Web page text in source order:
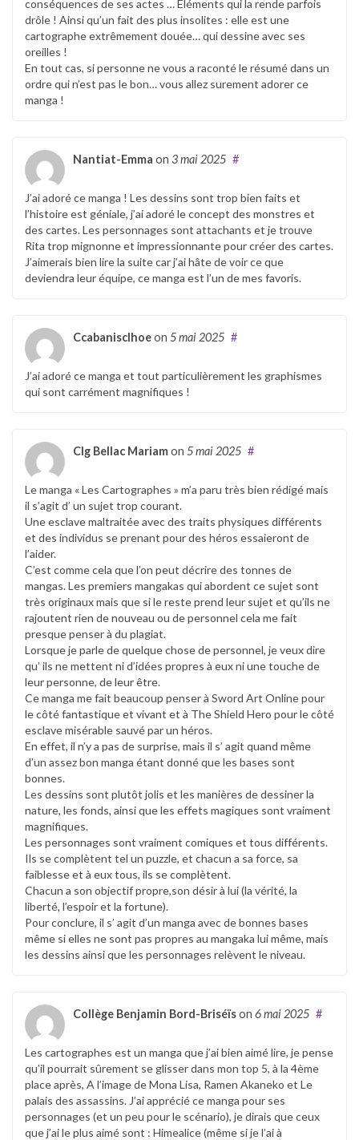
conséquences de ses actes … Éléments qui la rende parfois
drôle ! Ainsi qu’un fait des plus insolites : elle est une
cartographe extrêmement douée… qui dessine avec ses
oreilles !
En tout cas, si personne ne vous a raconté le résumé dans un
ordre qui n’est pas le bon… vous allez surement adorer ce
manga !
Nantiat-Emma on 3 mai 2025 #
J’ai adoré ce manga ! Les dessins sont trop bien faits et
l’histoire est géniale, j’ai adoré le concept des monstres et
des cartes. Les personnages sont attachants et je trouve
Rita trop mignonne et impressionnante pour créer des cartes.
J’aimerais bien lire la suite car j’ai hâte de voir ce que
deviendra leur équipe, ce manga est l’un de mes favoris.
Ccabanisclhoeon 5 mai 2025 #
J’ai adoré ce manga et tout particulièrement les graphismes
qui sont carrément magnifiques !
Clg Bellac Mariamon 5 mai 2025 #
Le manga « Les Cartographes » m’a paru très bien rédigé mais
il s’agit d’ un sujet trop courant.
Une esclave maltraitée avec des traits physiques différents
et des individus se prenant pour des héros essaieront de
l’aider.
C’est comme cela que l’on peut décrire des tonnes de
mangas. Les premiers mangakas qui abordent ce sujet sont
très originaux mais que si le reste prend leur sujet et qu’ils ne
rajoutent rien de nouveau ou de personnel cela me fait
presque penser à du plagiat.
Lorsque je parle de quelque chose de personnel, je veux dire
qu’ ils ne mettent ni d’idées propres à eux ni une touche de
leur personne, de leur être.
Ce manga me fait beaucoup penser à Sword Art Online pour
le côté fantastique et vivant et à The Shield Hero pour le côté
esclave misérable sauvé par un héros.
En effet, il n’y a pas de surprise, mais il s’ agit quand même
d’un assez bon manga étant donné que les bases sont
bonnes.
Les dessins sont plutôt jolis et les manières de dessiner la
nature, les fonds, ainsi que les effets magiques sont vraiment
magnifiques.
Les personnages sont vraiment comiques et tous différents.
Ils se complètent tel un puzzle, et chacun a sa force, sa
faiblesse et à eux tous, ils se complètent.
Chacun a son objectif propre,son désir à lui (la vérité, la
liberté, l’espoir et la fortune).
Pour conclure, il s’ agit d’un manga avec de bonnes bases
même si elles ne sont pas propres au mangaka lui même, mais
les dessins ainsi que les personnages relèvent le niveau.
Collège Benjamin Bord-Briséïson 6 mai 2025 #
Les cartographes est un manga que j’ai bien aimé lire, je pense
qu’il pourrait sûrement se glisser dans mon top 5, à la 4ème
place après, A l’image de Mona Lisa, Ramen Akaneko et Le
palais des assassins. J’ai apprécié ce manga pour ses
personnages (et un peu pour le scénario), je dirais que ceux
que j’ai le plus aimé sont : Himealice (même si je l’ai à